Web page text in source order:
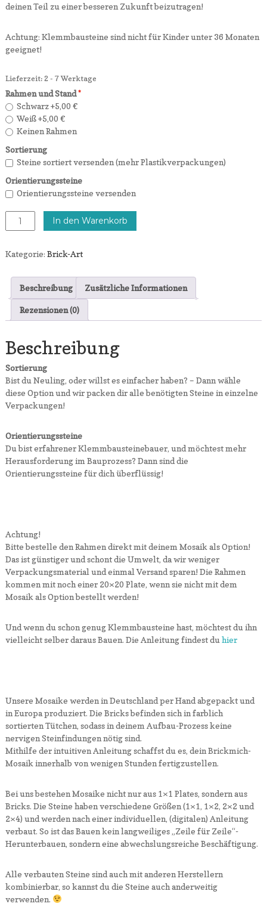
deinen Teil zu einer besseren Zukunft beizutragen!
Achtung: Klemmbausteine sind nicht für Kinder unter 36 Monaten
geeignet!
Lieferzeit: 2 - 7 Werktage
Rahmen und Stand
Schwarz+5,00 €
Weiß+5,00 €
Keinen Rahmen
Sortierung
Steine sortiert versenden (mehr Plastikverpackungen)
Orientierungssteine
Orientierungssteine versenden
Schneemann
Menge
In den Warenkorb
Kategorie: Brick-Art
Beschreibung Zusätzliche Informationen
Rezensionen (0)
Beschreibung
Sortierung
Bist du Neuling, oder willst es einfacher haben? – Dann wähle
diese Option und wir packen dir alle benötigten Steine in einzelne
Verpackungen!
Orientierungssteine
Du bist erfahrener Klemmbausteinebauer, und möchtest mehr
Herausforderung im Bauprozess? Dann sind die
Orientierungssteine für dich überflüssig!
Achtung!
Bitte bestelle den Rahmen direkt mit deinem Mosaik als Option!
Das ist günstiger und schont die Umwelt, da wir weniger
Verpackungsmaterial und einmal Versand sparen! Die Rahmen
kommen mit noch einer 20×20 Plate, wenn sie nicht mit dem
Mosaik als Option bestellt werden!
Und wenn du schon genug Klemmbausteine hast, möchtest du ihn
vielleicht selber daraus Bauen. Die Anleitung findest du hier
Unsere Mosaike werden in Deutschland per Hand abgepackt und
in Europa produziert. Die Bricks befinden sich in farblich
sortierten Tütchen, sodass in deinem Aufbau-Prozess keine
nervigen Steinfindungen nötig sind.
Mithilfe der intuitiven Anleitung schaffst du es, dein Brickmich-
Mosaik innerhalb von wenigen Stunden fertigzustellen.
Bei uns bestehen Mosaike nicht nur aus 1×1 Plates, sondern aus
Bricks. Die Steine haben verschiedene Größen (1×1, 1×2, 2×2 und
2×4) und werden nach einer individuellen, (digitalen) Anleitung
verbaut. So ist das Bauen kein langweiliges „Zeile für Zeile“-
Herunterbauen, sondern eine abwechslungsreiche Beschäftigung.
Alle verbauten Steine sind auch mit anderen Herstellern
kombinierbar, so kannst du die Steine auch anderweitig
verwenden.